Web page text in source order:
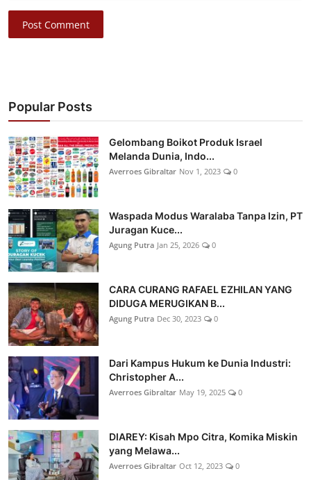
Post Comment
Popular Posts
Gelombang Boikot Produk Israel
Melanda Dunia, Indo...
Averroes Gibraltar Nov 1, 2023 0
Waspada Modus Waralaba Tanpa Izin, PT
Juragan Kuce...
Agung Putra Jan 25, 2026 0
CARA CURANG RAFAEL EZHILAN YANG
DIDUGA MERUGIKAN B...
Agung Putra Dec 30, 2023 0
Dari Kampus Hukum ke Dunia Industri:
Christopher A...
Averroes Gibraltar May 19, 2025 0
DIAREY: Kisah Mpo Citra, Komika Miskin
yang Melawa...
Averroes Gibraltar Oct 12, 2023 0